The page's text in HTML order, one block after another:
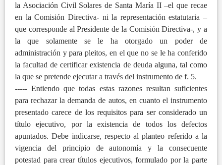
la Asociación Civil Solares de Santa María II –el que recae
en la Comisión Directiva- ni la representación estatutaria –
que corresponde al Presidente de la Comisión Directiva-, y a
la que solamente se le ha otorgado un poder de
administración y para pleitos, en el que no se le ha conferido
la facultad de certificar existencia de deuda alguna, tal como
la que se pretende ejecutar a través del instrumento de f. 5.
----- Entiendo que todas estas razones resultan suficientes
para rechazar la demanda de autos, en cuanto el instrumento
presentado carece de los requisitos para ser considerado un
título ejecutivo, por la existencia de todos los defectos
apuntados. Debe indicarse, respecto al planteo referido a la
vigencia del principio de autonomía y la consecuente
potestad para crear títulos ejecutivos, formulado por la parte